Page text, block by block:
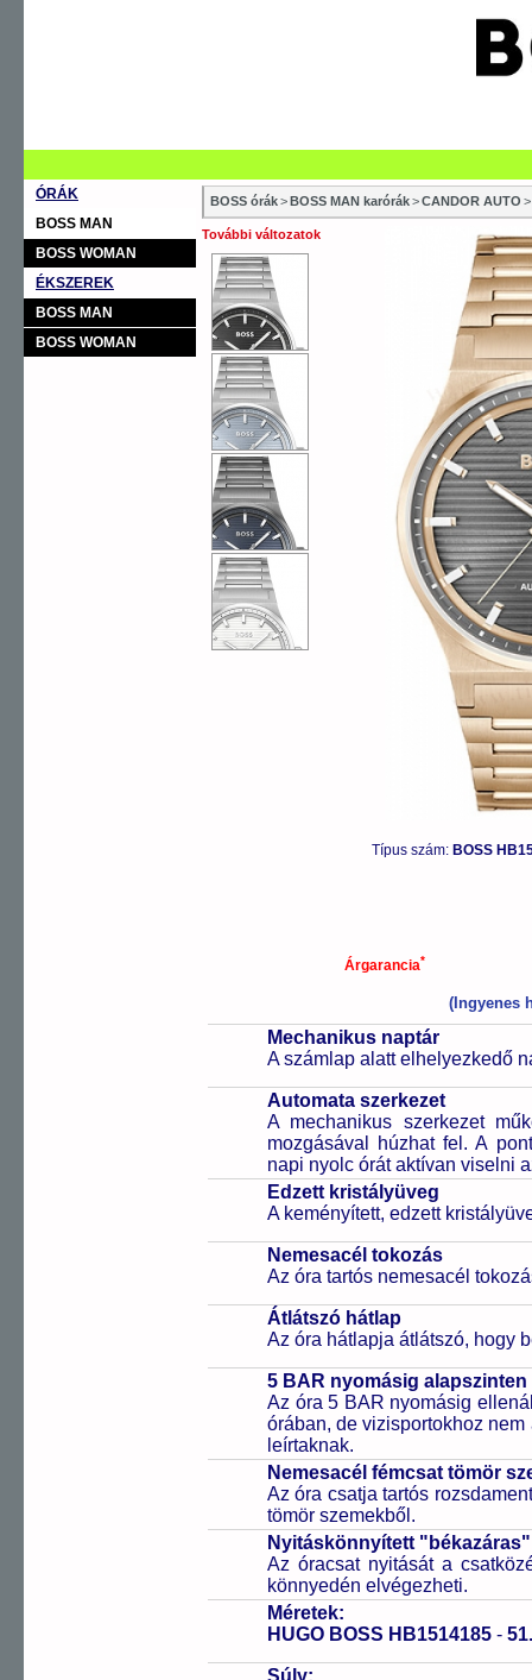
ÓRÁK
BOSS MAN
BOSS WOMAN
ÉKSZEREK
BOSS MAN
BOSS WOMAN
BOSS órák>BOSS MAN karórák>CANDOR AUTO >
További változatok
Típus szám: BOSS
Árgarancia*
(Ingyenes
Mechanikus naptár
A számlap alatt elhelyezkedő
Automata szerkezet
A mechanikus szerkezet
mozgásával húzhat fel. A
napi nyolc órát aktívan viselni
Edzett kristályüveg
A keményített, edzett
Nemesacél tokozás
Az óra tartós nemesacél
Átlátszó hátlap
Az óra hátlapja átlátszó, hogy
5 BAR nyomásig alapszinten
Az óra 5 BAR nyomásig
órában, de vizisportokhoz
leírtaknak.
Nemesacél fémcsat tömör
Az óra csatja tartós
tömör szemekből.
Nyitáskönnyített
Az óracsat nyitását a
könnyedén elvégezheti.
Méretek:
HUGO BOSS HB1514185 -
Súly: